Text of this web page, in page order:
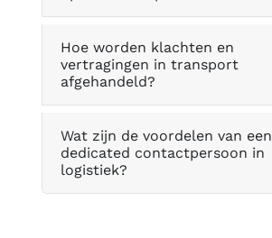
Hoe worden klachten en
vertragingen in transport
afgehandeld?
Wat zijn de voordelen van een
dedicated contactpersoon in
logistiek?